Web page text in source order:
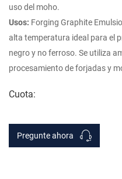
uso del moho.
Usos: Forging Graphite
alta temperatura ideal para el
negro y no ferroso. Se utiliza
procesamiento de forjadas y
Cuota:
Pregunte ahora